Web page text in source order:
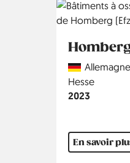
CountryAllemagne
Région
Hesse
Année
2023
En savoir